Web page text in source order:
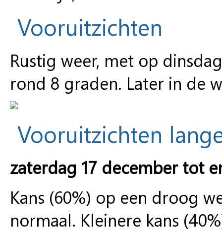
Vooruitzichten
Rustig weer, met op
rond 8 graden. Later in de
Vooruitzichten
zaterdag 17 december tot
Kans (60%) op een droog
normaal. Kleinere kans